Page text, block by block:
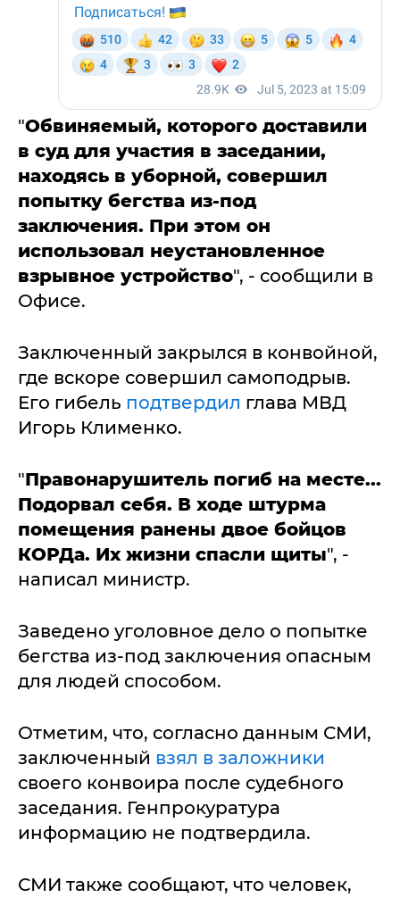
"Обвиняемый, которого доставили
в суд для участия в заседании,
находясь в уборной, совершил
попытку бегства из-под
заключения. При этом он
использовал неустановленное
взрывное устройство", - сообщили в
Офисе.
Заключенный закрылся в конвойной,
где вскоре совершил самоподрыв.
Его гибель подтвердил глава МВД
Игорь Клименко.
"Правонарушитель погиб на месте...
Подорвал себя. В ходе штурма
помещения ранены двое бойцов
КОРДа. Их жизни спасли щиты", -
написал министр.
Заведено уголовное дело о попытке
бегства из-под заключения опасным
для людей способом.
Отметим, что, согласно данным СМИ,
заключенный взял в заложники
своего конвоира после судебного
заседания. Генпрокуратура
информацию не подтвердила.
СМИ также сообщают, что человек,